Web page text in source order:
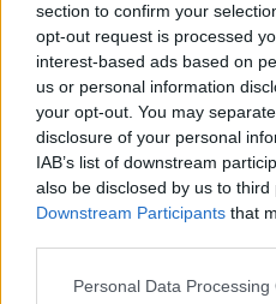
section to confirm your
opt-out request is processed
interest-based ads based on
us or personal information
your opt-out. You may
disclosure of your personal
IAB’s list of downstream
also be disclosed by us to third
Downstream Participants that
Personal Data Processing
Έξυπνες κάμερες για
μεγαλύτερο άγχος;
Οι συσκευές παρακολούθησης
απαραίτητα gadgets για κάθε νέο
μπορείς να βλέπεις το
προσφέρει στους γονείς μία
Τους επιτρέπει να ασχοληθούν
παράλληλα έχουν άμεση επαφή
του.
NEWSROOM/04 Αυγ 2026